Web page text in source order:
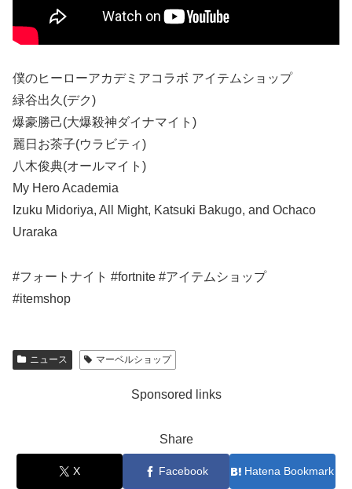
僕のヒーローアカデミアコラボ アイテムショップ
緑谷出久(デク)
爆豪勝己(大爆殺神ダイナマイト)
麗日お茶子(ウラビティ)
八木俊典(オールマイト)
My Hero Academia
Izuku Midoriya, All Might, Katsuki Bakugo, and Ochaco
Uraraka
#フォートナイト #fortnite #アイテムショップ
#itemshop
ニュース マーベルショップ
Sponsored links
Share
X Facebook Hatena Bookmark